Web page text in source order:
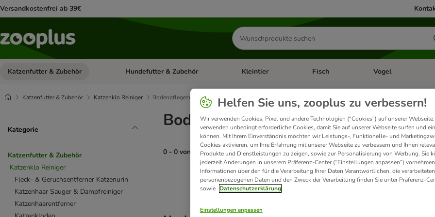
Versandkostenfrei ab 39€
Produkte
suchen
Katzenfutter & Zubehör Kategorie-Menü öffnen: Katzenfutter & Zubehör
Hundefutter & Zubehör Kategorie-Menü öffnen: Hundefutter & Zubehör
Kleintier Kategorie-Menü öffnen: Kleintier
Fisch Kategorie-Menü
Vogel
Katzenfutter & Zubehör Katzenklo Reiniger Bodenpflegezubehör
Kategorie
Katzenfutter & Zubehör
Katzenklo Reiniger
Fleck- & Geruchsentferner Katzenurin
Katzenhaar Sauger & Dampfreiniger
Katzenhaarentferner
Bodenpflegezubehör für
0 - 0 von 0 Produkte
product items have been changed
Helfen Sie uns, zooplus zu verbessern!
Wir verwenden Cookies, Pixel und andere Technologien (“Cookies”) auf unserer
verwenden unbedingt erforderliche Cookies, damit Sie auf unserer Webseite surfen und
können. Mit Ihrem Einverständnis möchten wir Leistungs-, Funktionelle- und
Cookies aktivieren, um Ihre Erfahrung mit unserer Webseite zu verbessern und Ihnen
Produkte und Dienstleistungen zu zeigen, sowie zur Personalisierung von Werbung. Sie
jederzeit Änderungen in unserem Präferenz-Center (“Einstellungen anpassen”)
Informationen über den für die Verarbeitung Ihrer Daten Verantwortlichen, die verarbeiteten
personenbezogenen Daten und den Zweck der Verarbeitung finden Sie unter Präferenz-
sowie Datenschutzerklärung
Einstellungen anpassen